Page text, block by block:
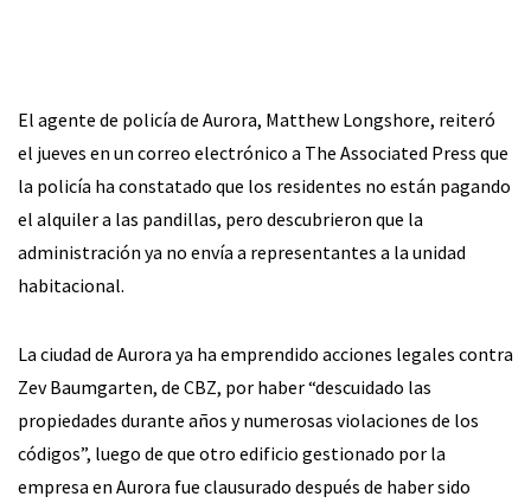
El agente de policía de Aurora, Matthew Longshore, reiteró
el jueves en un correo electrónico a The Associated Press que
la policía ha constatado que los residentes no están pagando
el alquiler a las pandillas, pero descubrieron que la
administración ya no envía a representantes a la unidad
habitacional.
La ciudad de Aurora ya ha emprendido acciones legales contra
Zev Baumgarten, de CBZ, por haber “descuidado las
propiedades durante años y numerosas violaciones de los
códigos”, luego de que otro edificio gestionado por la
empresa en Aurora fue clausurado después de haber sido